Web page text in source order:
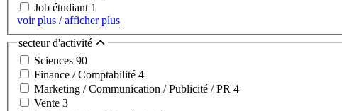
Job étudiant 1
voir plus / afficher plus
secteur d'activité
Sciences 90
Finance / Comptabilité 4
Marketing / Communication / Publicité / PR 4
Vente 3